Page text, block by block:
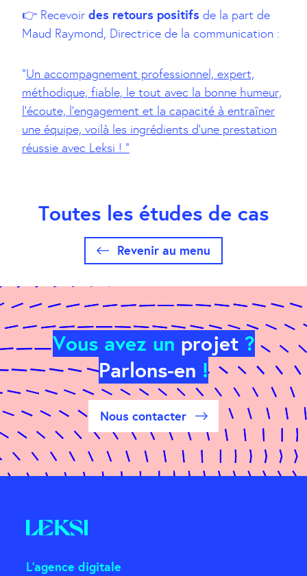
👉 Recevoir des retours positifs de la part de
Maud Raymond, Directrice de la communication :
“Un accompagnement professionnel, expert,
méthodique, fiable, le tout avec la bonne humeur,
l’écoute, l’engagement et la capacité à entraîner
une équipe, voilà les ingrédients d’une prestation
réussie avec Leksi ! “
Toutes les études de cas
Revenir au menu
Vous avez un projet?
Parlons-en !
Nous contacter
L'agence digitale